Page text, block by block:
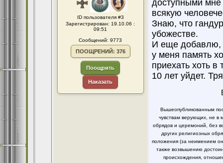
ID пользователя #3
Зарегистрирован: 19.10.06 :
09:51
Сообщений: 9773
ПООЩРЕНИЙ: 376
Поощрить
Наказать
доступными мне
всякую
Знаю, что
убожестве.
И еще добавлю,
у меня память
приехать хоть
10 лет уйдет.
Вышеопубликованным
чувствам верующих, не в
обрядов и церемоний, без
других религиозных
положения (за неимением
также возвышению
происхождения,